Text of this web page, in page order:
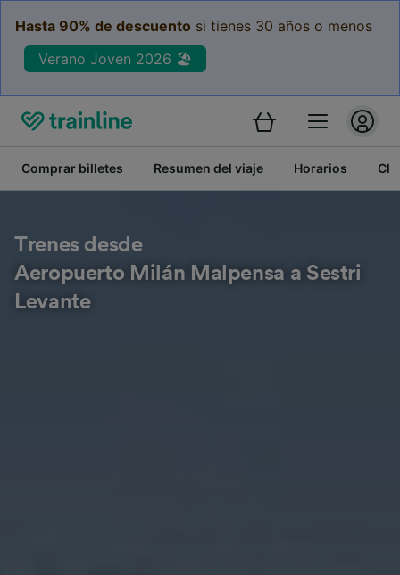
Hasta 90% de descuento si tienes 30 años o menos
Verano Joven 2026 🏖️
Comprar billetes Resumen del viaje Horarios
Trenes desde
Aeropuerto Milán Malpensa a Sestri
Levante